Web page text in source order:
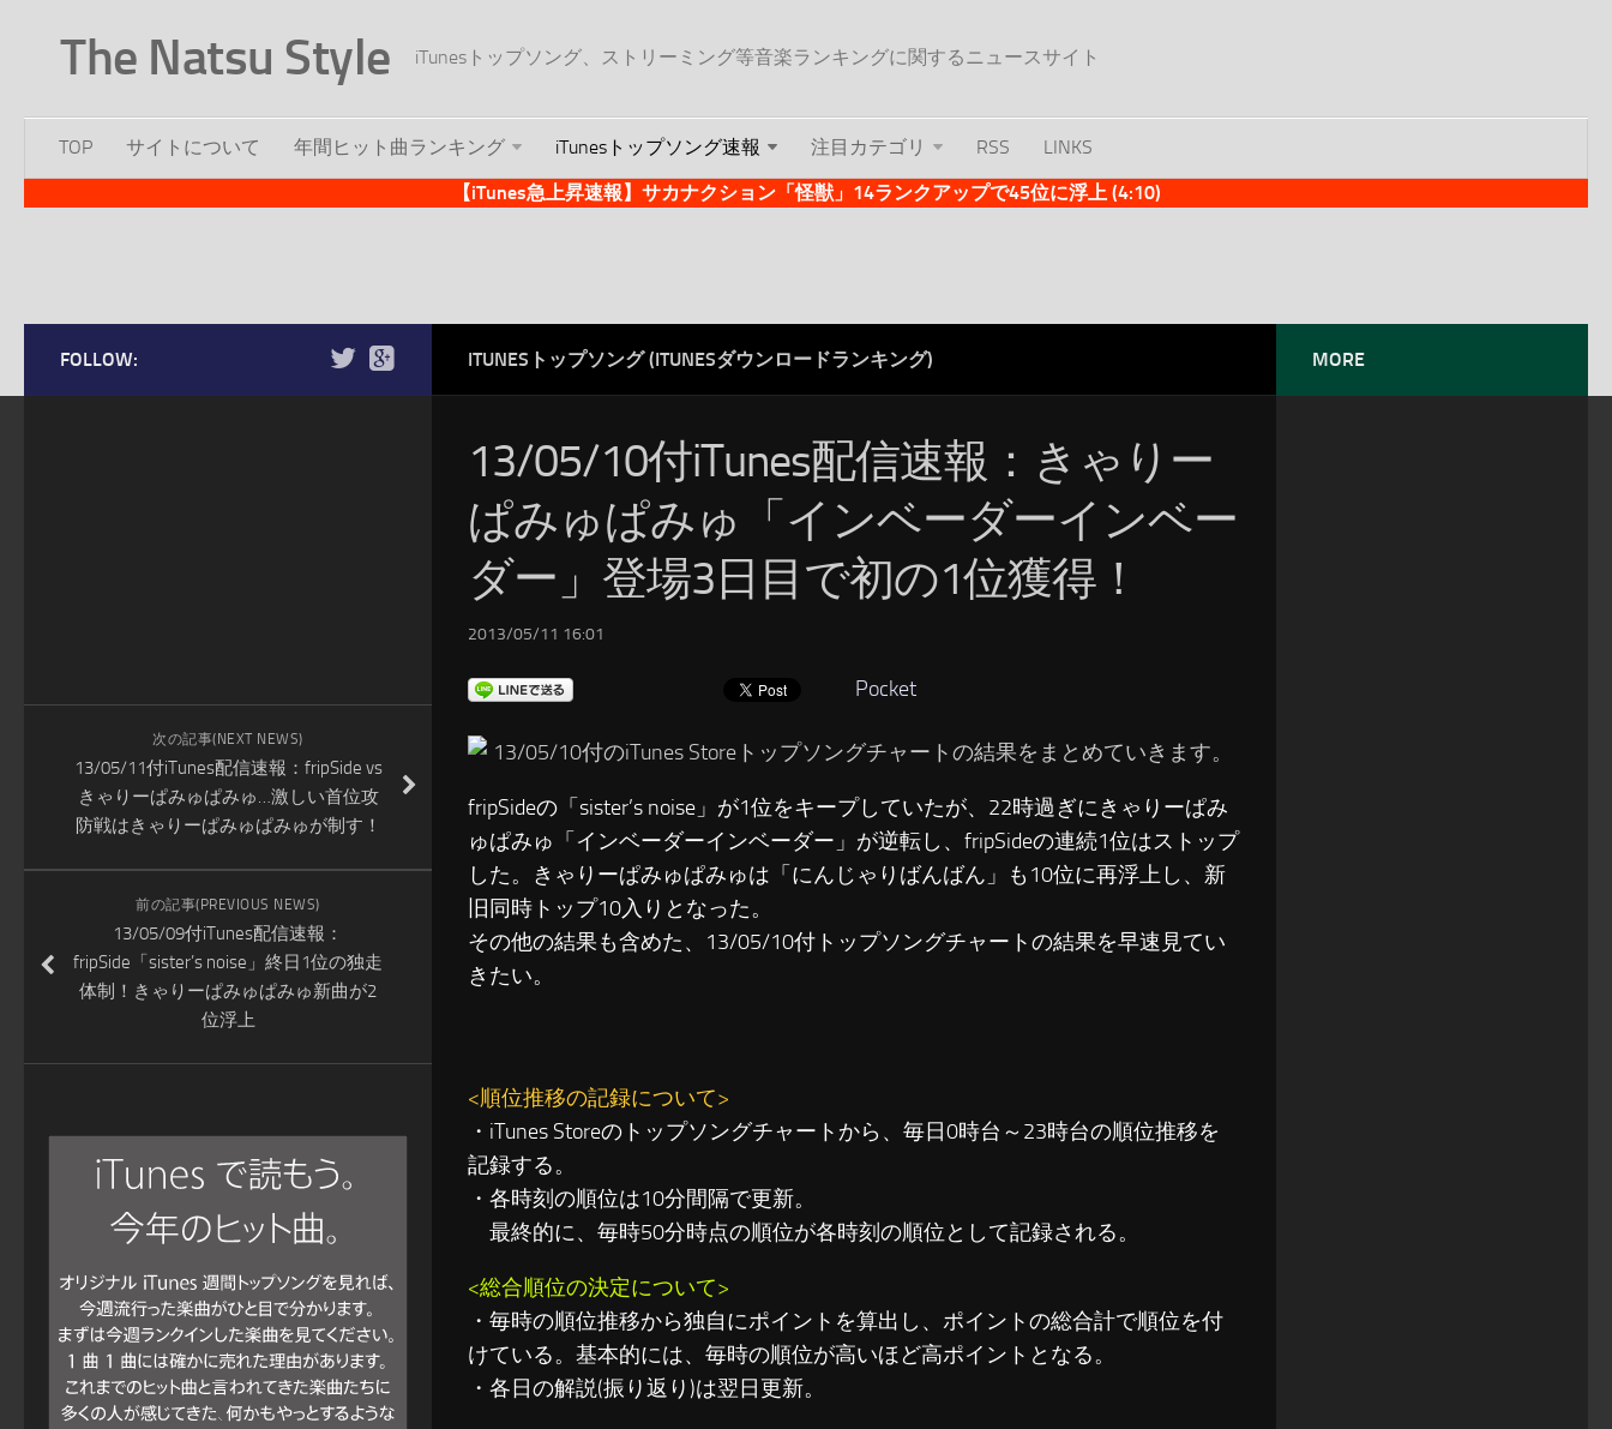
The Natsu Style iTunesトップソング、ストリーミング等音楽ランキングに関するニュースサイト
TOP サイトについて 年間ヒット曲ランキング iTunesトップソング速報 注目カテゴリ RSS
LINKS
【iTunes急上昇速報】サカナクション「怪獣」14ランクアップで45位に浮上 (4:10)
ITUNESトップソング (ITUNESダウンロードランキング)
13/05/10付iTunes配信速報：きゃりー
ぱみゅぱみゅ「インベーダーインベー
ダー」登場3日目で初の1位獲得！
2013/05/11 16:01
Pocket
13/05/10付のiTunes Storeトップソングチャートの結果をまとめていきます。
fripSideの「sister’s noise」が1位をキープしていたが、22時過ぎにきゃりーぱみ
ゅぱみゅ「インベーダーインベーダー」が逆転し、fripSideの連続1位はストップ
した。きゃりーぱみゅぱみゅは「にんじゃりばんばん」も10位に再浮上し、新
旧同時トップ10入りとなった。
その他の結果も含めた、13/05/10付トップソングチャートの結果を早速見てい
きたい。
<順位推移の記録について>
・iTunes Storeのトップソングチャートから、毎日0時台～23時台の順位推移を
記録する。
・各時刻の順位は10分間隔で更新。
最終的に、毎時50分時点の順位が各時刻の順位として記録される。
<総合順位の決定について>
・毎時の順位推移から独自にポイントを算出し、ポイントの総合計で順位を付
けている。基本的には、毎時の順位が高いほど高ポイントとなる。
・各日の解説(振り返り)は翌日更新。
FOLLOW:
次の記事(NEXT NEWS)
13/05/11付iTunes配信速報：fripSide vs
きゃりーぱみゅぱみゅ…激しい首位攻
防戦はきゃりーぱみゅぱみゅが制す！
前の記事(PREVIOUS NEWS)
13/05/09付iTunes配信速報：
fripSide「sister’s noise」終日1位の独走
体制！きゃりーぱみゅぱみゅ新曲が2
位浮上
MORE